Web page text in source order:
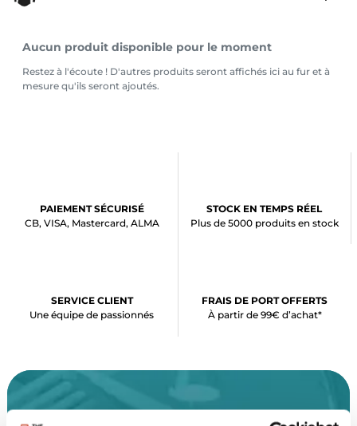
Aucun produit disponible pour le moment
Restez à l'écoute ! D'autres produits seront affichés ici au fur et à
mesure qu'ils seront ajoutés.
PAIEMENT SÉCURISÉ
CB, VISA, Mastercard, ALMA
STOCK EN TEMPS RÉEL
Plus de 5000 produits en stock
SERVICE CLIENT
Une équipe de passionnés
FRAIS DE PORT OFFERTS
À partir de 99€ d’achat*